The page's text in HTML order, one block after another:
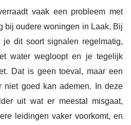
vaak een probleem met
bij oudere woningen in Laak. Bij
je dit soort signalen regelmatig,
water wegloopt en je tegelijk
Dat is geen toeval, maar een
niet goed kan ademen. In deze
uit wat er meestal misgaat,
leidingen vaker voorkomt, en